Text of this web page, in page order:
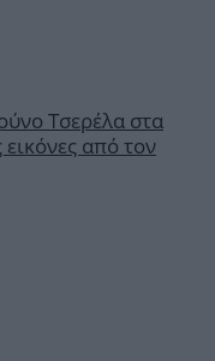
Τσερέλα στα
από τον